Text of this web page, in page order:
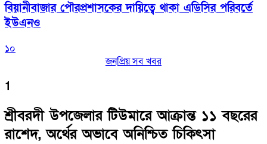
বিয়ানীবাজার পৌরপ্রশাসকের দায়িত্বে থাকা এডিসির পরিবর্তে
ইউএনও
১০
জনপ্রিয় সব খবর
1
শ্রীবরদী উপজেলার টিউমারে আক্রান্ত ১১ বছরের
রাশেদ, অর্থের অভাবে অনিশ্চিত চিকিৎসা